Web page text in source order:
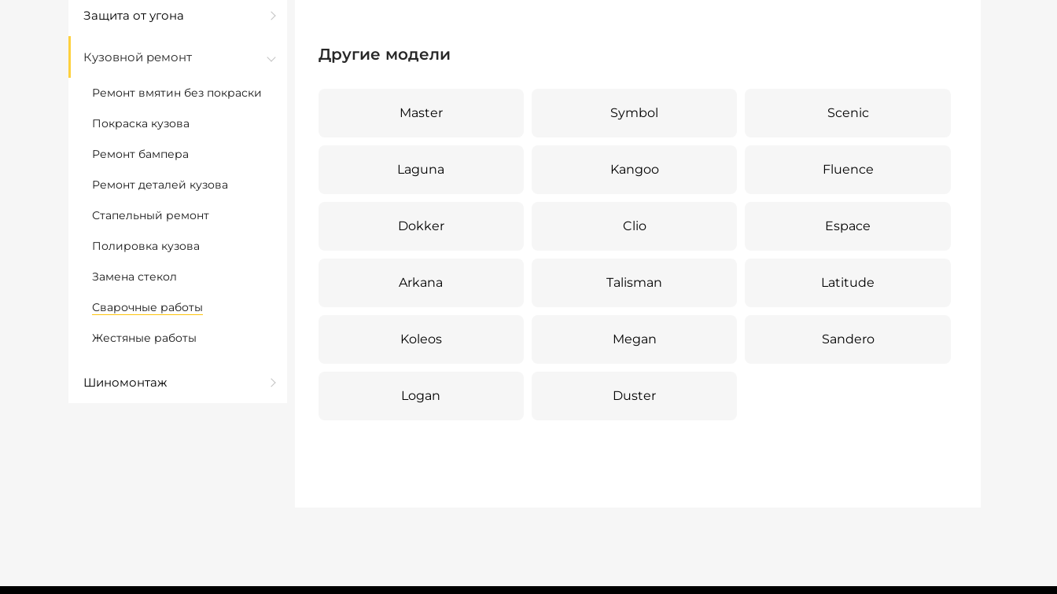
Защита от угона
Кузовной ремонт
Ремонт вмятин без покраски
Покраска кузова
Ремонт бампера
Ремонт деталей кузова
Стапельный ремонт
Полировка кузова
Замена стекол
Сварочные работы
Жестяные работы
Шиномонтаж
Другие модели
Master Symbol Scenic
Laguna Kangoo Fluence
Dokker Clio Espace
Arkana Talisman Latitude
Koleos Megan Sandero
Logan Duster